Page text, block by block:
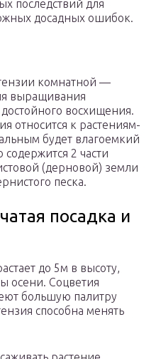
последствий для
досадных ошибок.
комнатной —
выращивания
восхищения.
относится к растениям-
будет влагоемкий
содержится 2 части
(дерновой) земли
песка.
посадка и
до 5м в высоту,
осени. Соцветия
большую палитру
способна менять